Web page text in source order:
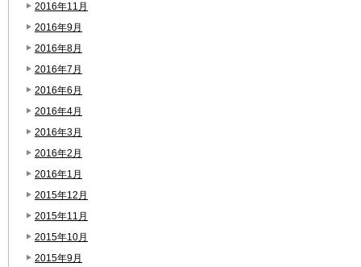
2016年11月
2016年9月
2016年8月
2016年7月
2016年6月
2016年4月
2016年3月
2016年2月
2016年1月
2015年12月
2015年11月
2015年10月
2015年9月